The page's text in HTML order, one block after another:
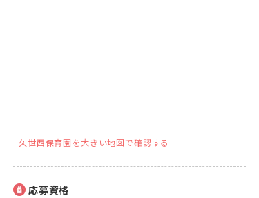
久世西保育園を大きい地図で確認する
応募資格